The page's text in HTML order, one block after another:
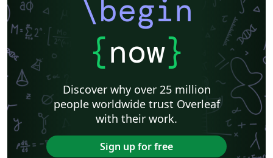
\begin
{now}
Discover why over 25 million
people worldwide trust Overleaf
with their work.
Sign up for free